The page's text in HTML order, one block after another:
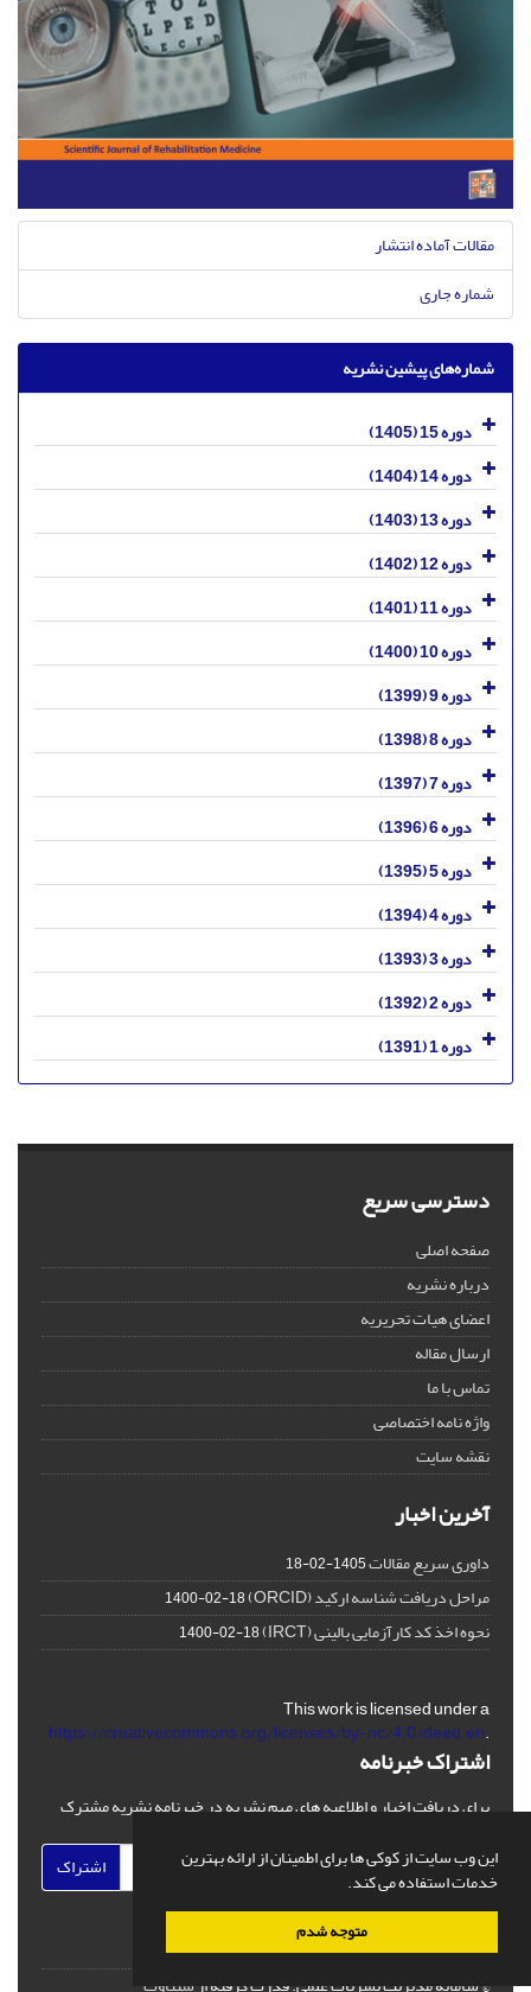
این وب سایت از کوکی ها برای اطمینان از ارائه بهترین
خدمات استفاده می کند.
متوجه شدم
مقالات آماده انتشار
شماره جاری
شماره‌های پیشین نشریه
دوره 15 (1405)
دوره 14 (1404)
دوره 13 (1403)
دوره 12 (1402)
دوره 11 (1401)
دوره 10 (1400)
دوره 9 (1399)
دوره 8 (1398)
دوره 7 (1397)
دوره 6 (1396)
دوره 5 (1395)
دوره 4 (1394)
دوره 3 (1393)
دوره 2 (1392)
دوره 1 (1391)
دسترسی سریع
صفحه اصلی
درباره نشریه
اعضای هیات تحریریه
ارسال مقاله
تماس با ما
واژه نامه اختصاصی
نقشه سایت
آخرین اخبار
داوری سریع مقالات1405-02-18
مراحل دریافت شناسه ارکید (ORCID) 1400-02-18
نحوه اخذ کد کارآزمایی بالینی (IRCT) 1400-02-18
This work is licensed under a
https://creativecommons.org/licenses/by-nc/4.0/deed.en.
اشتراک خبرنامه
برای دریافت اخبار و اطلاعیه های مهم نشریه در خبرنامه نشریه مشترک
اشتراک